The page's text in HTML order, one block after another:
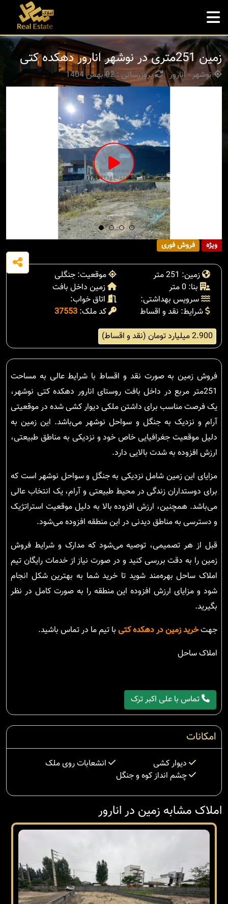
زمین 251متری در نوشهر انارور دهکده کتی
نوشهر - انارور بروزرسانی : 02 بهمن 1404
ویژه فروش فوری
زمین: 251 متر
موقعیت: جنگلی
بنا: 0 متر
زمین داخل بافت
سرویس بهداشتی:
اتاق خواب:
شرایط: نقد و اقساط
کد ملک: 37553
2.900 میلیارد تومان (نقد و اقساط)
فروش زمین به صورت نقد و اقساط با شرایط عالی به مساحت
251متر مربع در داخل بافت روستای انارور دهکده کتی نوشهر،
یک فرصت مناسب برای داشتن ملکی دیوار کشی شده در موقعیتی
آرام و نزدیک به جنگل و سواحل نوشهر می‌باشد. این زمین به
دلیل موقعیت جغرافیایی خاص خود و نزدیکی به مناطق طبیعتی،
ارزش افزوده به شدت بالایی دارد.
مزایای این زمین شامل نزدیکی به جنگل و سواحل نوشهر است که
برای دوستداران زندگی در محیط طبیعتی و آرام، یک انتخاب عالی
می‌باشد. همچنین، ارزش افزوده بالا به دلیل موقعیت استراتژیک
و دسترسی به مناطق دیدنی در این منطقه افزوده می‌شود.
قبل از هر تصمیمی، توصیه می‌شود که مدارک و شرایط فروش
زمین را به دقت بررسی کنید و در صورت نیاز از خدمات رایگان تیم
املاک ساحل بهره‌مند شوید تا خرید شما به بهترین شکل انجام
شود و مزایای ارزش افزوده این منطقه را به صورت کامل در نظر
بگیرید.
جهتخرید زمین در دهکده کتی با تیم ما در تماس باشید.
املاک ساحل
تماس با علی اکبر ترک
امکانات
دیوار کشی
انشعابات روی ملک
چشم انداز کوه و جنگل
املاک مشابه زمین در انارور